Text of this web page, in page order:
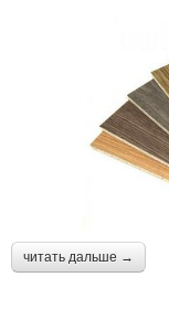
читать дальше →